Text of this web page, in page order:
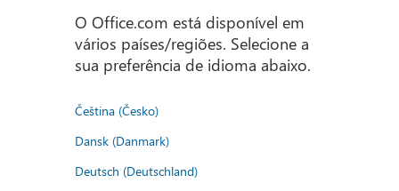
O Office.com está disponível em
vários países/regiões. Selecione a
sua preferência de idioma abaixo.
Čeština (Česko)
Dansk (Danmark)
Deutsch (Deutschland)